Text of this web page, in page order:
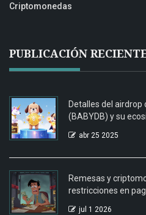
Criptomonedas
PUBLICACIÓN
Detalles del airdrop
(BABYDB) y su
abr 25 2025
Remesas y
restricciones en
jul 1 2026